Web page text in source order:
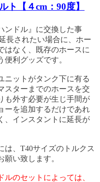
ト【４cm：90度】
ンドル』に交換した事
長されたい場合に、ホー
はなく、既存のホースに
利グッズです。
ニットがタンク下に有る
スターまでのホースを交
も外す必要が生じ手間が
ーを追加するだけであれ
、インスタントに延長が
、T40サイズのトルクス
い致します。
のセットによっては、